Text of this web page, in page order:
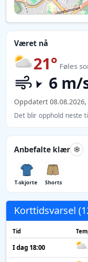
Været nå
21° Føles
6 m/
Oppdatert 08.08.2026,
Det blir opphold neste
Anbefalte klær
T-skjorte Shorts
Korttidsvarsel
Tid
I dag 18:00